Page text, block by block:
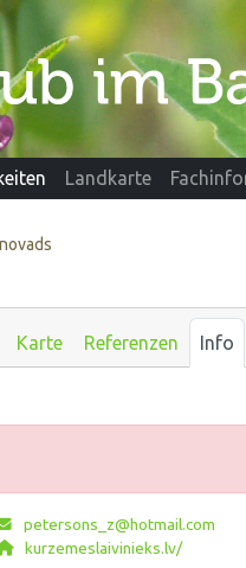
Landkarte
Karte Referenzen Info
petersons_z@hotmail.com
kurzemeslaivinieks.lv/